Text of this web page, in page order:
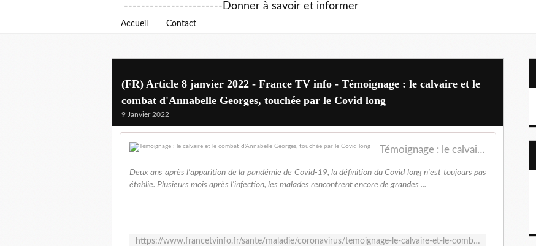
-----------------------Donner à savoir et informer
Accueil Contact
(FR) Article 8 janvier 2022 - France TV info - Témoignage : le calvaire et le
combat d'Annabelle Georges, touchée par le Covid long
9 Janvier 2022
Témoignage : le calvaire et le combat d'Annabelle Georges, touchée par le Covid long
Deux ans après l'apparition de la pandémie de Covid-19, la définition du Covid long n'est toujours pas
établie. Plusieurs mois après l'infection, les malades rencontrent encore de grandes ...
https://www.francetvinfo.fr/sante/maladie/coronavirus/temoignage-le-calvaire-et-le-combat-d-annabelle-georges-touchee-par-le-covid-long_4909531.html